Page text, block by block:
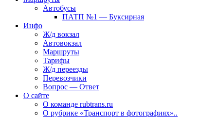
Автобусы
ПАТП №1 — Буксирная
Инфо
Ж/д вокзал
Автовокзал
Маршруты
Тарифы
Ж/д переезды
Перевозчики
Вопрос — Ответ
О сайте
О команде rubtrans.ru
О рубрике «Транспорт в фотографиях»..